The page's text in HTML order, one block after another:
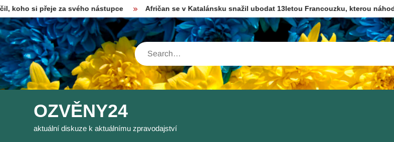
Skip
to
content
za svého nástupce Afričan se v Katalánsku snažil ubodat 13letou Francouzku, kterou náhodně potkal
Search
OZVĚNY24
aktuální diskuze k aktuálnímu zpravodajství